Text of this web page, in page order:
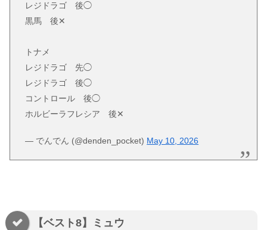
レジドラゴ 後◯
黒馬 後✕
トナメ
レジドラゴ 先◯
レジドラゴ 後◯
コントロール 後◯
ホルビーラフレシア 後✕
— でんでん (@denden_pocket) May 10, 2026
【ベスト8】ミュウ